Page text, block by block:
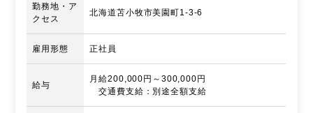
勤務地・ア
クセス
北海道苫小牧市美園町1-3-6
雇用形態 正社員
給与
月給200,000円～300,000円
交通費支給：別途全額支給